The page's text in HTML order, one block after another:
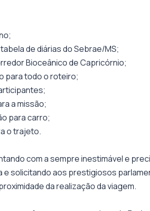
de diárias do Sebrae/MS;
Bioceânico de Capricórnio;
para todo o roteiro;
a missão;
para carro;
o trajeto.
com a sempre inestimável e
solicitando aos prestigiosos
da realização da viagem.